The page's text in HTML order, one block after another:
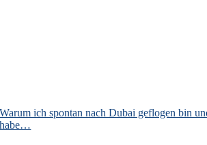
Warum ich spontan nach Dubai geflogen bin
habe…